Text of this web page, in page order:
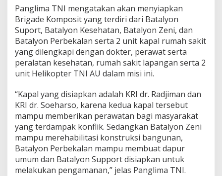
d
a
M
a
n
d
a
t
D
r
i
B
B
Panglima TNI mengatakan akan menyiapkan
Brigade Komposit yang terdiri dari Batalyon
Suport, Batalyon Kesehatan, Batalyon Zeni, dan
Batalyon Perbekalan serta 2 unit kapal rumah sakit
yang dilengkapi dengan dokter, perawat serta
peralatan kesehatan, rumah sakit lapangan serta 2
unit Helikopter TNI AU dalam misi ini.
“Kapal yang disiapkan adalah KRI dr. Radjiman dan
KRI dr. Soeharso, karena kedua kapal tersebut
mampu memberikan perawatan bagi masyarakat
yang terdampak konflik. Sedangkan Batalyon Zeni
mampu merehabilitasi konstruksi bangunan,
Batalyon Perbekalan mampu membuat dapur
umum dan Batalyon Support disiapkan untuk
melakukan pengamanan,” jelas Panglima TNI.